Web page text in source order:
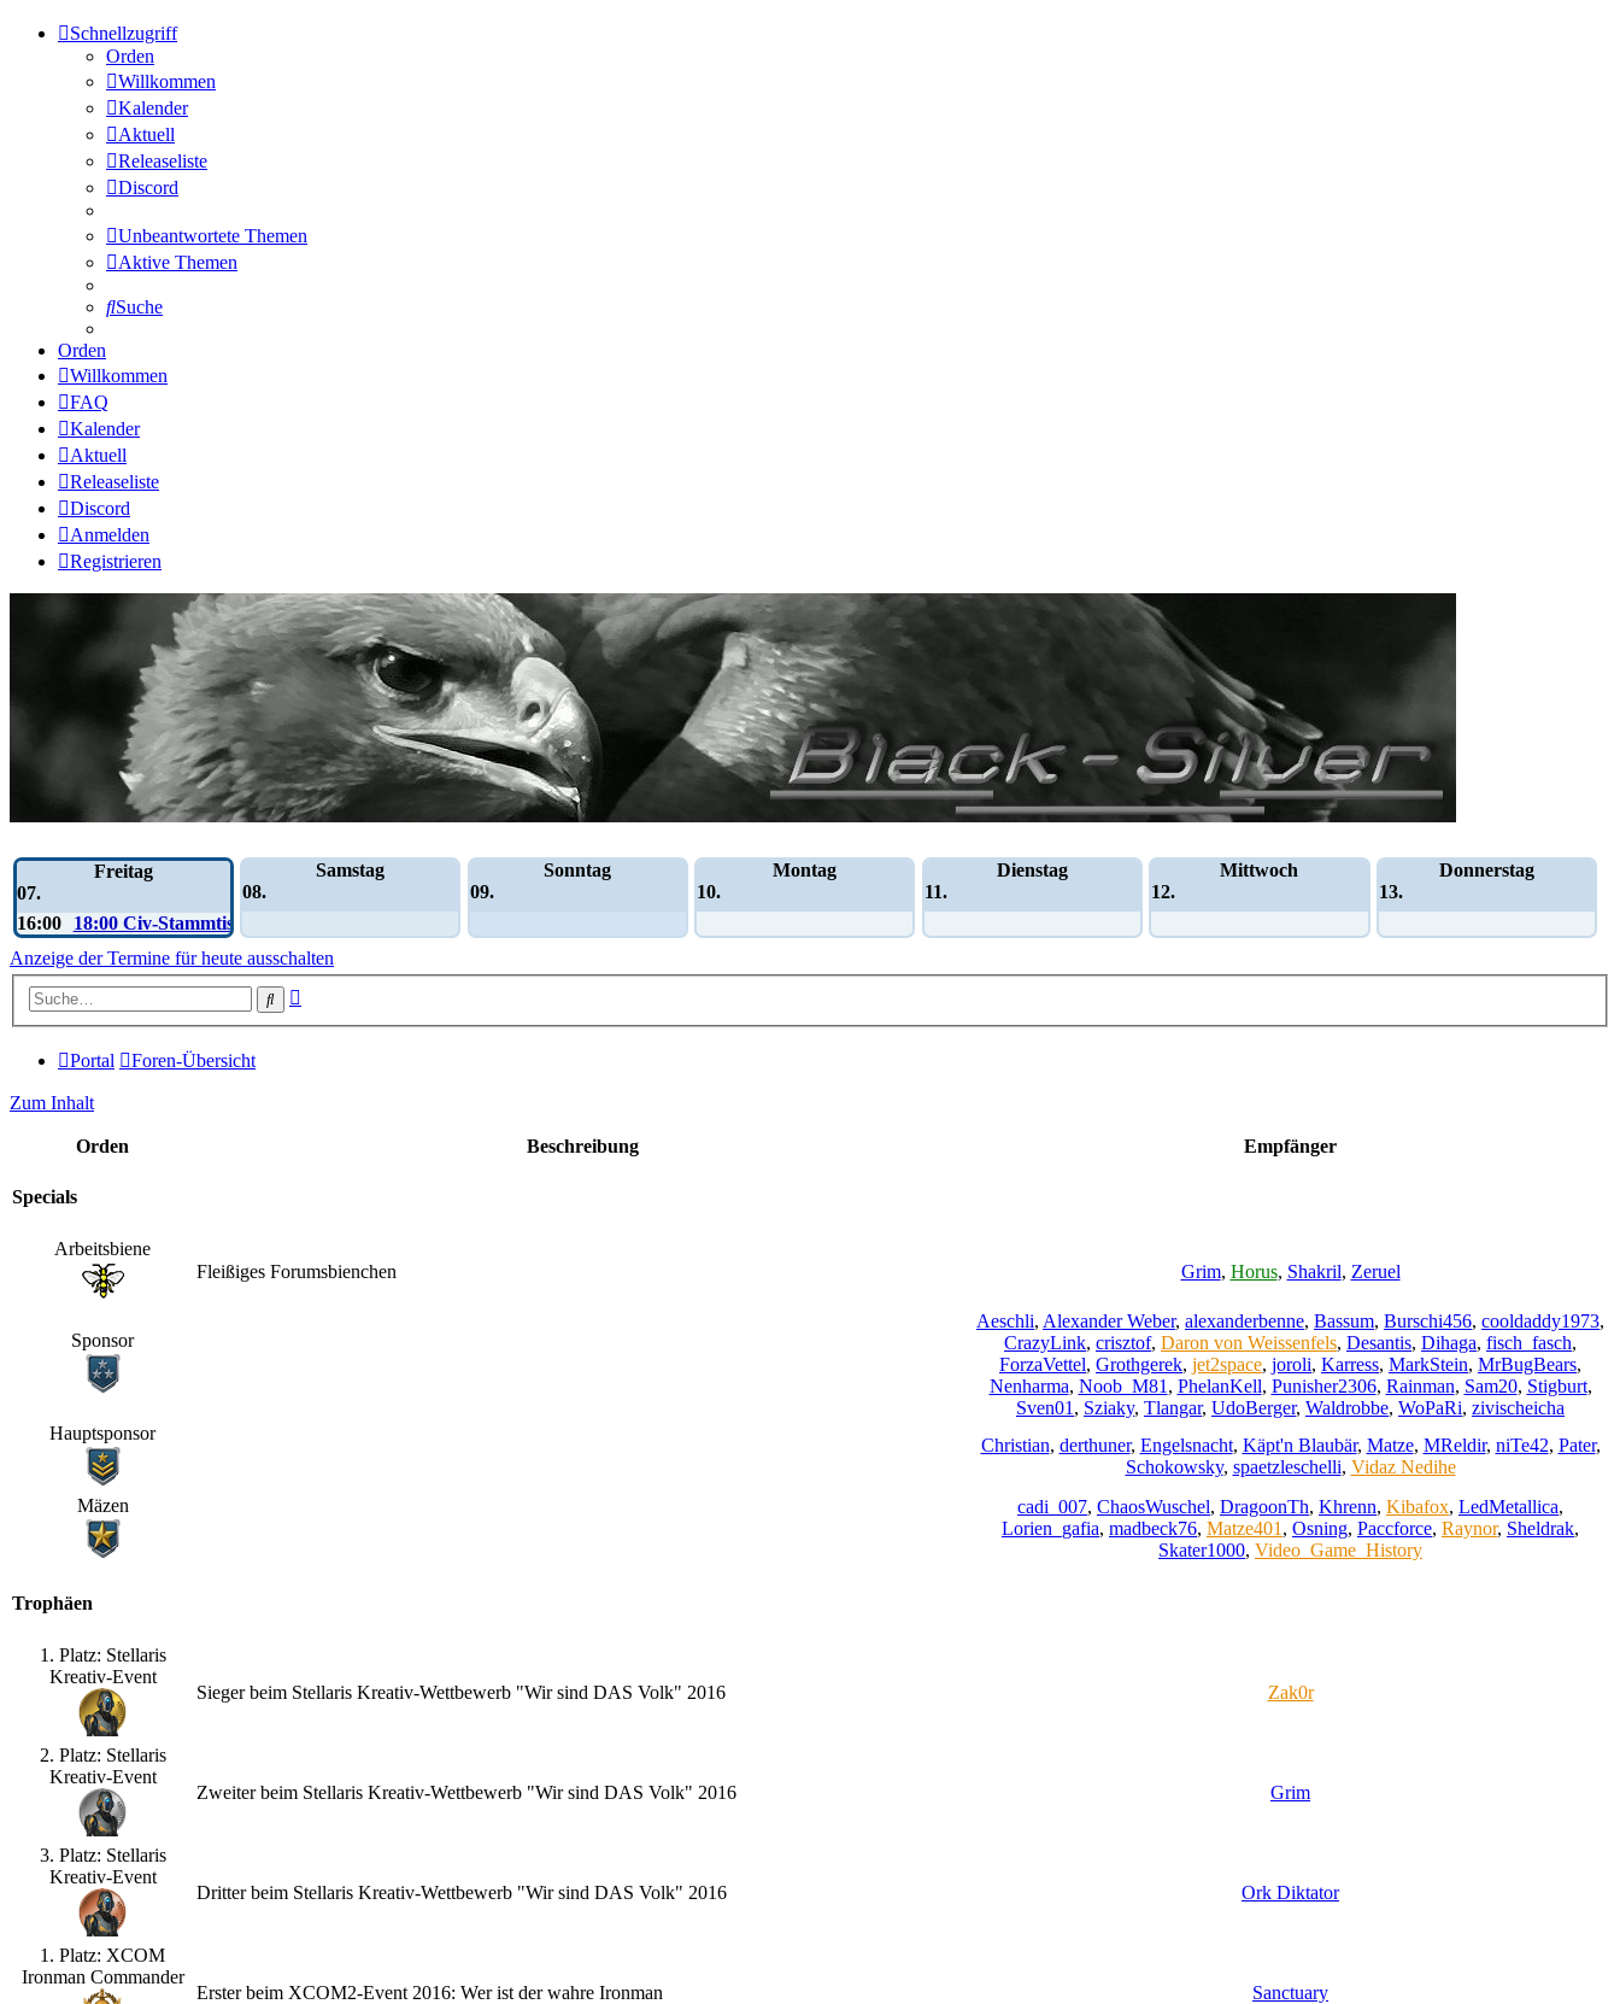
Schnellzugriff
Orden
Willkommen
Kalender
Aktuell
Releaseliste
Discord
Unbeantwortete Themen
Aktive Themen
Suche
Orden
Willkommen
FAQ
Kalender
Aktuell
Releaseliste
Discord
Anmelden
Registrieren
Freitag
07.
16:00
18:00 Civ-Stammtisch
Samstag
08.
Sonntag
09.
Montag
10.
Dienstag
11.
Mittwoch
12.
Donnerstag
13.
Anzeige der Termine für heute ausschalten
Suche
Portal Foren-Übersicht
Zum Inhalt
Orden Beschreibung Empfänger
Specials
Arbeitsbiene
Fleißiges Forumsbienchen
Grim, Horus, Shakril, Zeruel
Sponsor
Aeschli, Alexander Weber, alexanderbenne, Bassum, Burschi456, cooldaddy1973,
CrazyLink, crisztof, Daron von Weissenfels, Desantis, Dihaga, fisch_fasch,
ForzaVettel, Grothgerek, jet2space, joroli, Karress, MarkStein, MrBugBears,
Nenharma, Noob_M81 , PhelanKell, Punisher2306, Rainman, Sam20, Stigburt,
Sven01 , Sziaky, Tlangar, UdoBerger, Waldrobbe, WoPaRi, zivischeicha
Hauptsponsor
Christian, derthuner, Engelsnacht, Käpt'n Blaubär, Matze, MReldir, niTe42, Pater,
Schokowsky, spaetzleschelli, Vidaz Nedihe
Mäzen
cadi_007, ChaosWuschel, DragoonTh, Khrenn, Kibafox, LedMetallica,
Lorien_gafia, madbeck76, Matze401 , Osning, Paccforce, Raynor, Sheldrak,
Skater1000, Video_Game_History
Trophäen
1. Platz: Stellaris
Kreativ-Event
Sieger beim Stellaris Kreativ-Wettbewerb "Wir sind DAS Volk" 2016 Zak0r
2. Platz: Stellaris
Kreativ-Event
Zweiter beim Stellaris Kreativ-Wettbewerb "Wir sind DAS Volk" 2016 Grim
3. Platz: Stellaris
Kreativ-Event
Dritter beim Stellaris Kreativ-Wettbewerb "Wir sind DAS Volk" 2016 Ork Diktator
1. Platz: XCOM
Ironman Commander
Erster beim XCOM2-Event 2016: Wer ist der wahre Ironman Sanctuary